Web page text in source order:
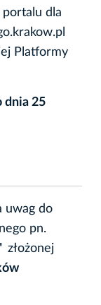
dla
Platformy
dnia 25
uwag do
pn.
złożonej